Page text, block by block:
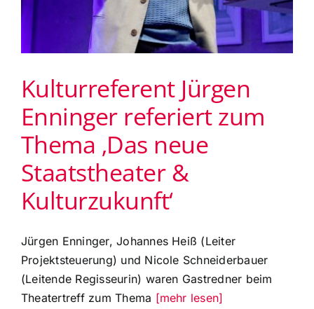
Kulturreferent Jürgen
Enninger referiert zum
Thema ‚Das neue
Staatstheater &
Kulturzukunft‘
Jürgen Enninger, Johannes Heiß (Leiter
Projektsteuerung) und Nicole Schneiderbauer
(Leitende Regisseurin) waren Gastredner beim
Theatertreff zum Thema [mehr lesen]